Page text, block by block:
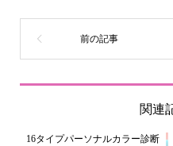
関連
16タイプパーソナルカラー診断